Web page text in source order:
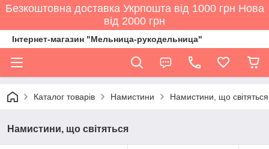
Безкоштовна доставка Укрпошта від 1000 грн Нова
від 2000 грн
Інтернет-магазин "Мельница-рукодельница"
Каталог товарів Намистини Намистини, що світяться
Намистини, що світяться